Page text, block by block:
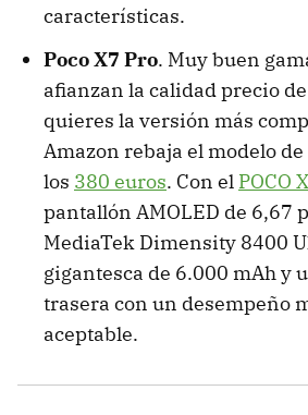
características.
Poco X7 Pro. Muy buen
afianzan la calidad precio
quieres la versión más
Amazon rebaja el modelo
los 380 euros. Con el POCO
pantallón AMOLED de 6,67
MediaTek Dimensity 8400
gigantesca de 6.000 mAh y
trasera con un desempeño
aceptable.